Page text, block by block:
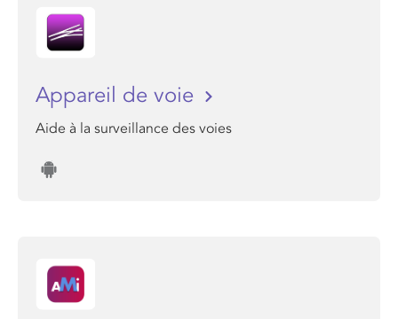
Appareil de voie
Aide à la surveillance des voies